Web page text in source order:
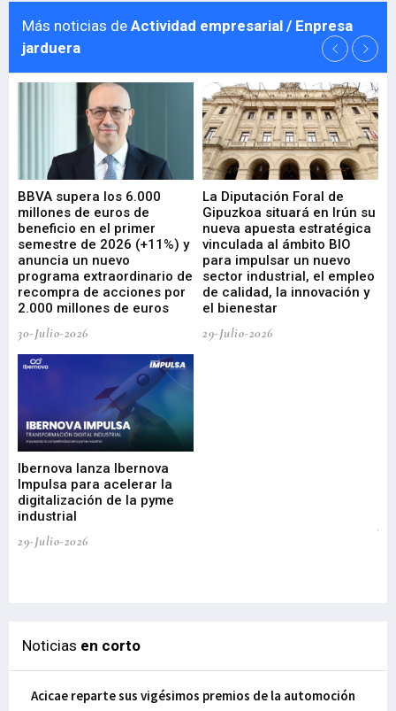
Más noticias de Actividad empresarial / Enpresa
jarduera
BBVA supera los 6.000
millones de euros de
beneficio en el primer
semestre de 2026 (+11%) y
anuncia un nuevo
programa extraordinario de
recompra de acciones por
2.000 millones de euros
30-Julio-2026
La Diputación Foral de
Gipuzkoa situará en Irún su
nueva apuesta estratégica
vinculada al ámbito BIO
para impulsar un nuevo
sector industrial, el empleo
de calidad, la innovación y
el bienestar
29-Julio-2026
Ibernova lanza Ibernova
Impulsa para acelerar la
digitalización de la pyme
industrial
29-Julio-2026
Noticias en corto
Acicae reparte sus vigésimos premios de la automoción